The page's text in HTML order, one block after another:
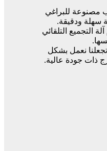
مصنوعة للبراغي
سهلة ودقيقة.
التجميع التلقائي
تجعلنا نعمل بشكل
ذات جودة عالية.